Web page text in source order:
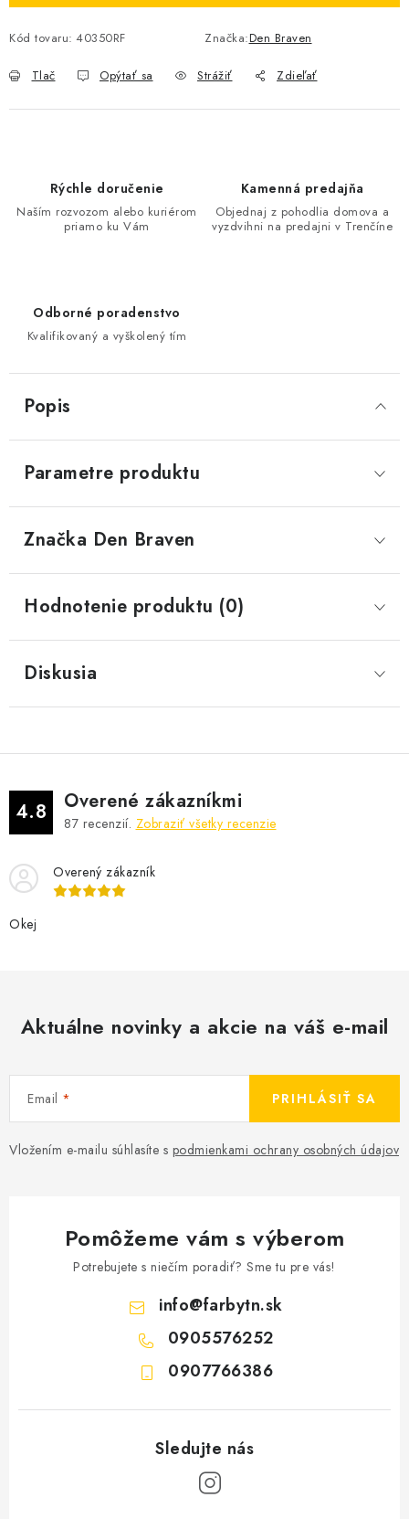
Kód tovaru: 40350RF Značka:Den Braven
Tlač Opýtať sa Strážiť Zdieľať
Rýchle doručenie
Naším rozvozom alebo kuriérom
priamo ku Vám
Kamenná predajňa
Objednaj z pohodlia domova a
vyzdvihni na predajni v Trenčíne
Odborné poradenstvo
Kvalifikovaný a vyškolený tím
Popis
Parametre produktu
Značka Den Braven
Hodnotenie produktu (0)
Diskusia
4.8 Overené zákazníkmi
87 recenzií. Zobraziť všetky recenzie
Overený zákazník
Okej
Aktuálne novinky a akcie na váš e-mail
Email
Vložením e-mailu súhlasíte s podmienkami ochrany osobných údajov
PRIHLÁSIŤ SA
Pomôžeme vám s výberom
Potrebujete s niečím poradiť? Sme tu pre vás!
info@farbytn.sk
0905576252
0907766386